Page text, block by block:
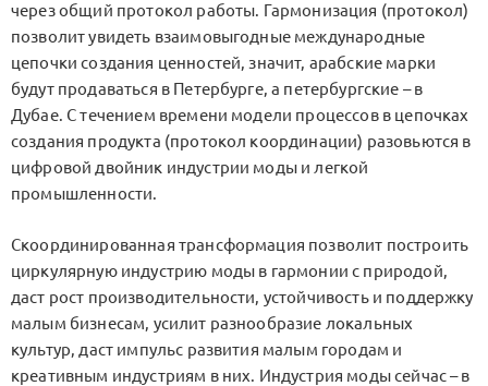
через общий протокол работы. Гармонизация (протокол)
позволит увидеть взаимовыгодные международные
цепочки создания ценностей, значит, арабские марки
будут продаваться в Петербурге, а петербургские – в
Дубае. С течением времени модели процессов в цепочках
создания продукта (протокол координации) разовьются в
цифровой двойник индустрии моды и легкой
промышленности.
Скоординированная трансформация позволит построить
циркулярную индустрию моды в гармонии с природой,
даст рост производительности, устойчивость и поддержку
малым бизнесам, усилит разнообразие локальных
культур, даст импульс развития малым городам и
креативным индустриям в них. Индустрия моды сейчас – в